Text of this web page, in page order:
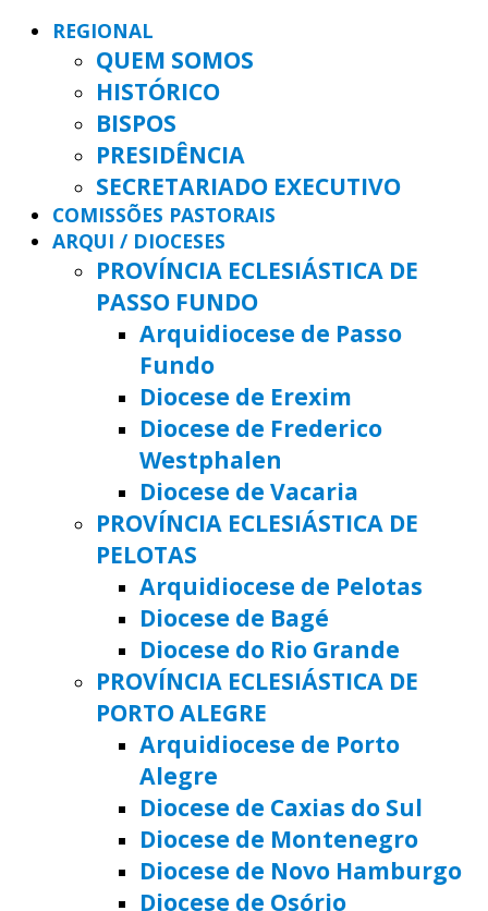
REGIONAL
QUEM SOMOS
HISTÓRICO
BISPOS
PRESIDÊNCIA
SECRETARIADO EXECUTIVO
COMISSÕES PASTORAIS
ARQUI / DIOCESES
PROVÍNCIA ECLESIÁSTICA DE
PASSO FUNDO
Arquidiocese de Passo
Fundo
Diocese de Erexim
Diocese de Frederico
Westphalen
Diocese de Vacaria
PROVÍNCIA ECLESIÁSTICA DE
PELOTAS
Arquidiocese de Pelotas
Diocese de Bagé
Diocese do Rio Grande
PROVÍNCIA ECLESIÁSTICA DE
PORTO ALEGRE
Arquidiocese de Porto
Alegre
Diocese de Caxias do Sul
Diocese de Montenegro
Diocese de Novo Hamburgo
Diocese de Osório